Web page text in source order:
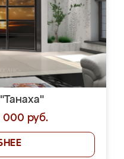
000 руб.